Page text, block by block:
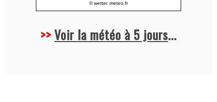
© wetter meteo.fr
>>Voir la météo à 5 jours...